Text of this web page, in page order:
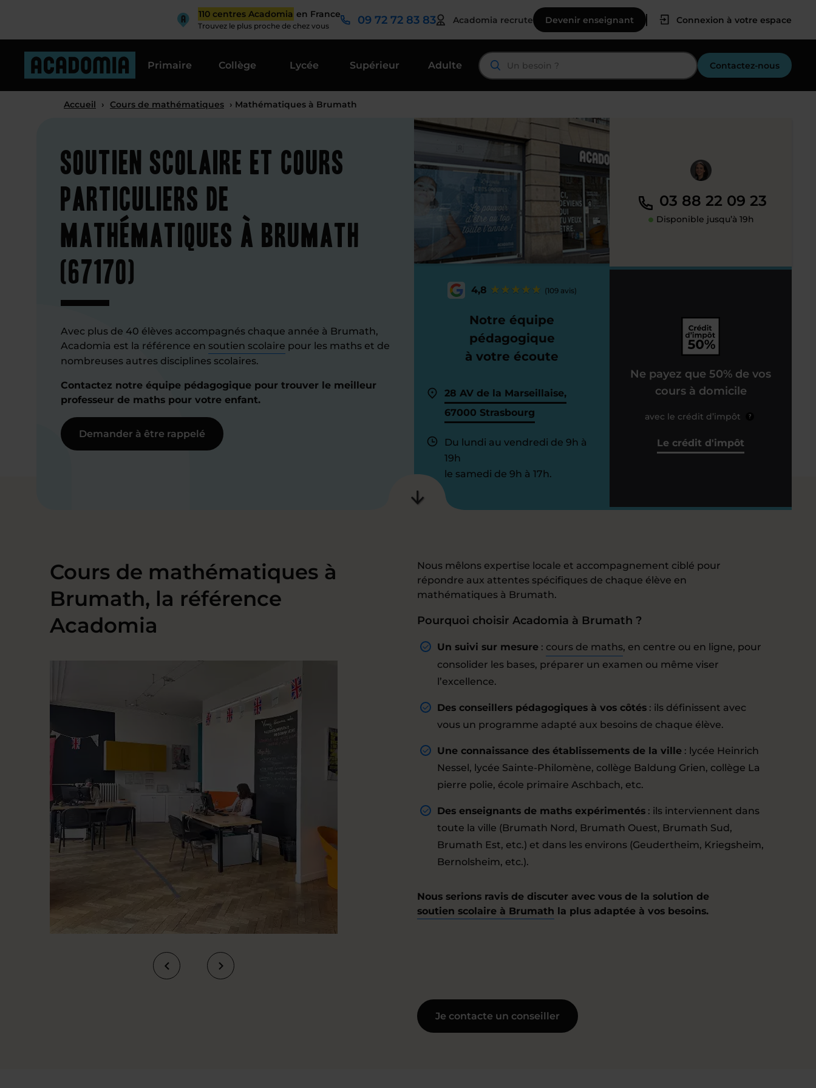
110 centres Acadomia en France
Trouvez le plus proche de chez vous 09 72 72 83 83 Acadomia recrute Devenir enseignant Connexion à votre espace
Primaire Collège Lycée Supérieur Adulte Contactez-nous
Accueil › Cours de mathématiques › Mathématiques à Brumath
Soutien scolaire et cours
particuliers de
mathématiques à Brumath
(67170)
Avec plus de 40 élèves accompagnés chaque année à Brumath,
Acadomia est la référence en soutien scolaire pour les maths et de
nombreuses autres disciplines scolaires.
Contactez notre équipe pédagogique pour trouver le meilleur
professeur de maths pour votre enfant.
Demander à être rappelé
4,8 (109 avis)
Notre équipe
pédagogique
à votre écoute
28 AV de la Marseillaise,
67000 Strasbourg
Du lundi au vendredi de 9h à
19h
le samedi de 9h à 17h.
03 88 22 09 23
Disponible jusqu’à 19h
Ne payez que 50% de vos
cours à domicile
avec le crédit d’impôt ?
Le crédit d'impôt
Cours de mathématiques à
Brumath, la référence
Acadomia
Nous mêlons expertise locale et accompagnement ciblé pour
répondre aux attentes spécifiques de chaque élève en
mathématiques à Brumath.
Pourquoi choisir Acadomia à Brumath ?
Un suivi sur mesure : cours de maths, en centre ou en ligne, pour
consolider les bases, préparer un examen ou même viser
l’excellence.
Des conseillers pédagogiques à vos côtés : ils définissent avec
vous un programme adapté aux besoins de chaque élève.
Une connaissance des établissements de la ville : lycée Heinrich
Nessel, lycée Sainte-Philomène, collège Baldung Grien, collège La
pierre polie, école primaire Aschbach, etc.
Des enseignants de maths expérimentés : ils interviennent dans
toute la ville (Brumath Nord, Brumath Ouest, Brumath Sud,
Brumath Est, etc.) et dans les environs (Geudertheim, Kriegsheim,
Bernolsheim, etc.).
Nous serions ravis de discuter avec vous de la solution de
soutien scolaire à Brumath la plus adaptée à vos besoins.
Je contacte un conseiller